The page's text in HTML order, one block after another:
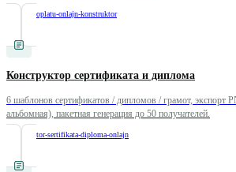
schet-na-oplatu-onlajn-konstruktor
Конструктор сертификата и диплома
6 шаблонов сертификатов / дипломов / грамот, экспорт
альбомная), пакетная генерация до 50 получателей.
konstruktor-sertifikata-diploma-onlajn